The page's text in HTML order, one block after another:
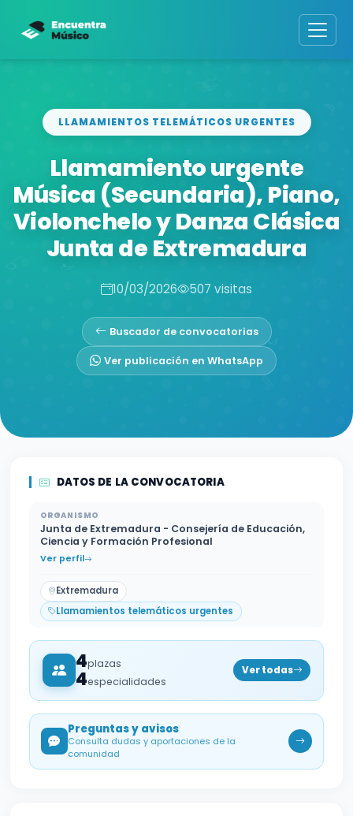
LLAMAMIENTOS TELEMÁTICOS URGENTES
Llamamiento urgente
Música (Secundaria), Piano,
Violonchelo y Danza Clásica
Junta de Extremadura
10/03/2026 507 visitas
Buscador de convocatorias
Ver publicación en WhatsApp
DATOS DE LA CONVOCATORIA
ORGANISMO
Junta de Extremadura - Consejería de Educación,
Ciencia y Formación Profesional
Ver perfil
Extremadura
Llamamientos telemáticos urgentes
4plazas
4especialidades
Ver todas
Preguntas y avisos
Consulta dudas y aportaciones de la
comunidad